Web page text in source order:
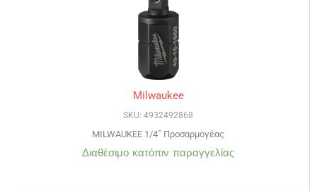
Milwaukee
SKU: 4932492868
MILWAUKEE 1/4˝ Προσαρμογέας
Διαθέσιμο κατόπιν παραγγελίας